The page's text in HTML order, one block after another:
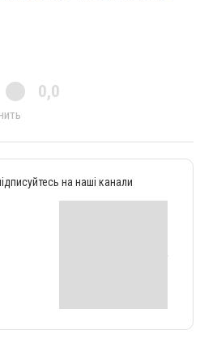
0,0
на наші канали